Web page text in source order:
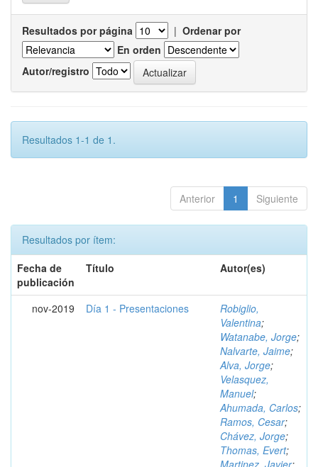
Resultados por página | Ordenar por
En orden
Autor/registro
Resultados 1-1 de 1.
Anterior 1 Siguiente
Resultados por ítem:
Fecha de
publicación
Título Autor(es)
nov-2019 Día 1 - Presentaciones
Robiglio,
Valentina;
Watanabe, Jorge;
Nalvarte, Jaime;
Alva, Jorge;
Velasquez,
Manuel;
Ahumada, Carlos;
Ramos, Cesar;
Chávez, Jorge;
Thomas, Evert;
Martinez, Javier;